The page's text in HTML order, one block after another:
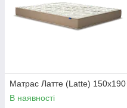
Матрас Латте (Latte) 150х190
В наявності